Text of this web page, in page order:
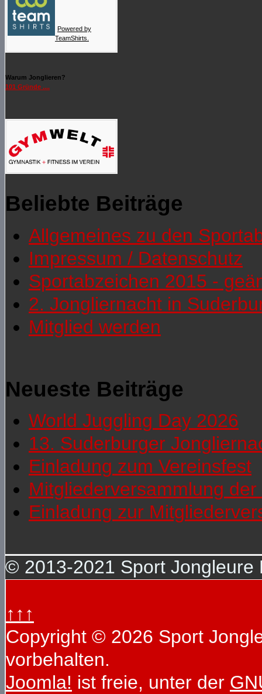
Powered by
TeamShirts.
Warum Jonglieren?
101 Gründe ....
Beliebte Beiträge
Allgemeines zu den
Impressum / Datenschutz
Sportabzeichen 2015 -
2. Jongliernacht in
Mitglied werden
Neueste Beiträge
World Juggling Day 2026
13. Suderburger
Einladung zum Vereinsfest
Mitgliederversammlung
Einladung zur
© 2013-2021 Sport Jongleure
↑↑↑
Copyright © 2026 Sport
vorbehalten.
Joomla! ist freie, unter der